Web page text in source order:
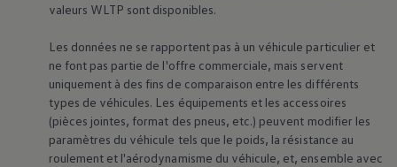
valeurs WLTP sont disponibles.
Les données ne se rapportent pas à un véhicule particulier et
ne font pas partie de l'offre commerciale, mais servent
uniquement à des fins de comparaison entre les différents
types de véhicules. Les équipements et les accessoires
(pièces jointes, format des pneus, etc.) peuvent modifier les
paramètres du véhicule tels que le poids, la résistance au
roulement et l'aérodynamisme du véhicule, et, ensemble avec